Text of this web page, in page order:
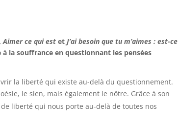
Aimer ce qui estetJ’ai besoin que tu m’aimes : est-ce
la souffrance en questionnant les pensées
la liberté qui existe au-delà du questionnement.
le sien, mais également le nôtre. Grâce à son
liberté qui nous porte au-delà de toutes nos